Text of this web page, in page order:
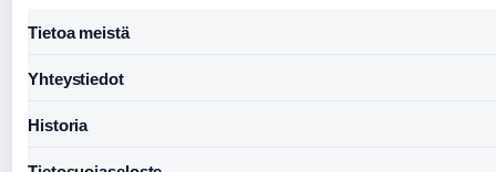
Tietoa meistä
Yhteystiedot
Historia